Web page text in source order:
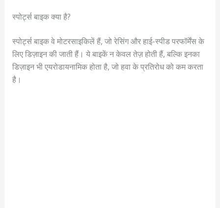
स्पोर्ट्स बाइक क्या है?
स्पोर्ट्स बाइक वे मोटरसाइकिलें हैं, जो रेसिंग और हाई-स्पीड परफॉर्मेंस के
लिए डिज़ाइन की जाती हैं। ये बाइकें न केवल तेज़ होती हैं, बल्कि इनका
डिज़ाइन भी एयरोडायनामिक होता है, जो हवा के प्रतिरोध को कम करता
है।